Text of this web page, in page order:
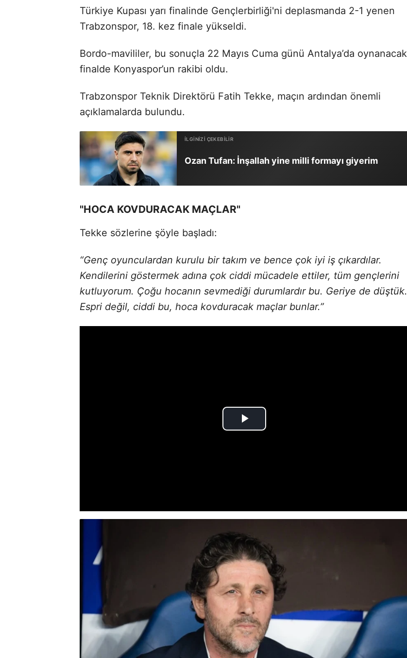
Türkiye Kupası yarı finalinde Gençlerbirliği'ni deplasmanda 2-1 yenen
Trabzonspor, 18. kez finale yükseldi.
Bordo-mavililer, bu sonuçla 22 Mayıs Cuma günü Antalya’da oynanacak
finalde Konyaspor’un rakibi oldu.
Trabzonspor Teknik Direktörü Fatih Tekke, maçın ardından önemli
açıklamalarda bulundu.
Ozan Tufan: İnşallah yine milli formayı giyerim
"HOCA KOVDURACAK MAÇLAR"
Tekke sözlerine şöyle başladı:
“Genç oyunculardan kurulu bir takım ve bence çok iyi iş çıkardılar.
Kendilerini göstermek adına çok ciddi mücadele ettiler, tüm gençlerini
kutluyorum. Çoğu hocanın sevmediği durumlardır bu. Geriye de düştük.
Espri değil, ciddi bu, hoca kovduracak maçlar bunlar.”